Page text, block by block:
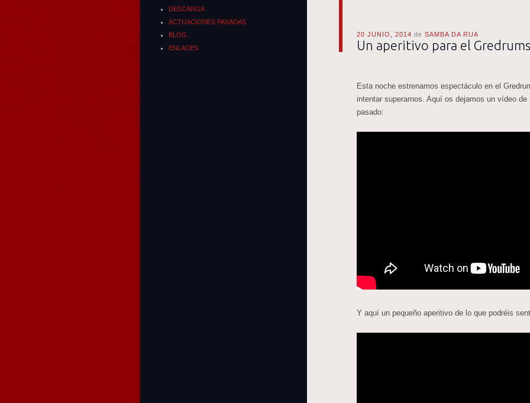
20 JUNIO, 2014 de SAMBA DA RUA
Un aperitivo para el
Esta noche estrenamos espectáculo en el
intentar superarnos. Aquí os dejamos un vídeo
pasado:
Y aquí un pequeño aperitivo de lo que podréis
DESCARGA
ACTUACIONES PASADAS
BLOG
ENLACES